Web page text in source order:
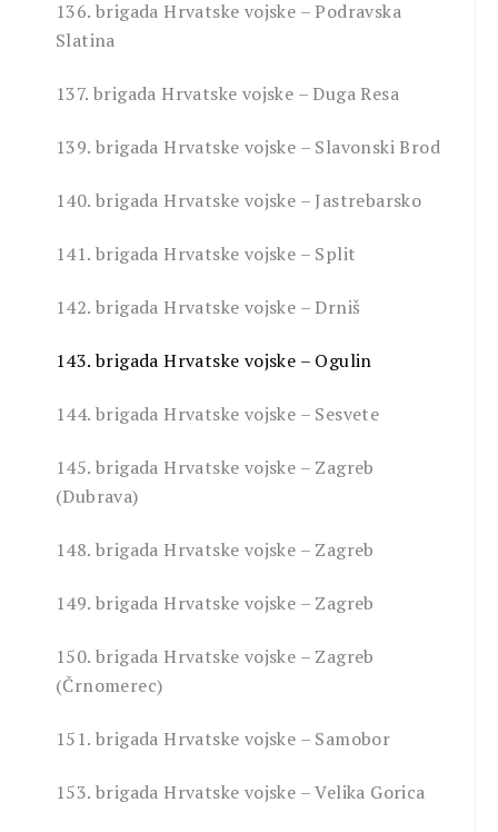
136. brigada Hrvatske vojske – Podravska
Slatina
137. brigada Hrvatske vojske – Duga Resa
139. brigada Hrvatske vojske – Slavonski Brod
140. brigada Hrvatske vojske – Jastrebarsko
141. brigada Hrvatske vojske – Split
142. brigada Hrvatske vojske – Drniš
143. brigada Hrvatske vojske – Ogulin
144. brigada Hrvatske vojske – Sesvete
145. brigada Hrvatske vojske – Zagreb
(Dubrava)
148. brigada Hrvatske vojske – Zagreb
149. brigada Hrvatske vojske – Zagreb
150. brigada Hrvatske vojske – Zagreb
(Črnomerec)
151. brigada Hrvatske vojske – Samobor
153. brigada Hrvatske vojske – Velika Gorica